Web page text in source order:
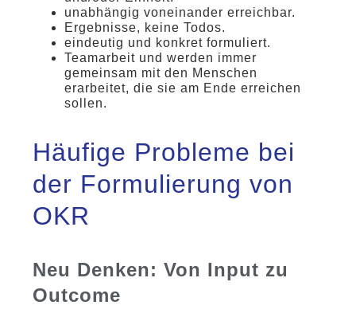
unabhängig voneinander erreichbar.
Ergebnisse, keine Todos.
eindeutig und konkret formuliert.
Teamarbeit und werden immer
gemeinsam mit den Menschen
erarbeitet, die sie am Ende erreichen
sollen.
Häufige Probleme bei
der Formulierung von
OKR
Neu Denken: Von Input zu
Outcome